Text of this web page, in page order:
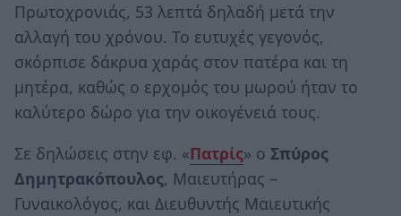
Πρωτοχρονιάς, 53 λεπτά δηλαδή μετά την
αλλαγή του χρόνου. Το ευτυχές γεγονός,
σκόρπισε δάκρυα χαράς στον πατέρα και τη
μητέρα, καθώς ο ερχομός του μωρού ήταν το
καλύτερο δώρο για την οικογένειά τους.
Σε δηλώσεις στην εφ. «Πατρίς» ο Σπύρος
Δημητρακόπουλος, Μαιευτήρας –
Γυναικολόγος, και Διευθυντής Μαιευτικής